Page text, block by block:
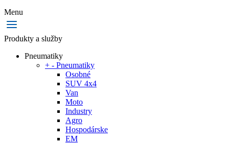
Menu
Produkty a služby
Pneumatiky
+ - Pneumatiky
Osobné
SUV 4x4
Van
Moto
Industry
Agro
Hospodárske
EM